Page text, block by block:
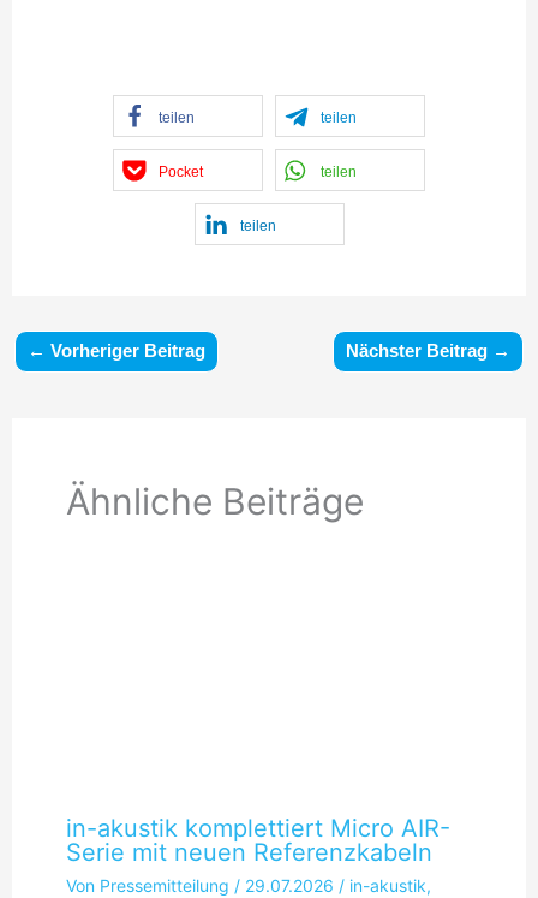
teilen teilen
Pocket teilen
teilen
← Vorheriger Beitrag Nächster Beitrag →
Ähnliche Beiträge
in-akustik komplettiert Micro AIR-
Serie mit neuen Referenzkabeln
Von Pressemitteilung / 29.07.2026 / in-akustik,